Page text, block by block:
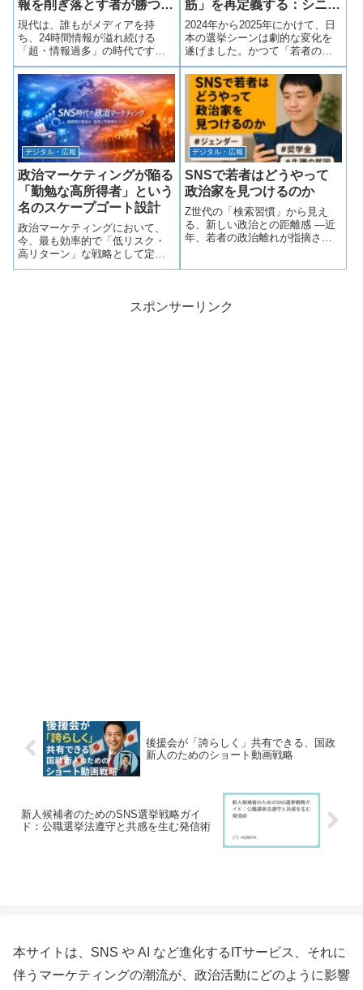
報を削ぎ落とす者が勝つの
か？
現代は、誰もがメディアを持
ち、24時間情報が溢れ続ける
「超・情報過多」の時代です。
かつてのように「良いものを、
広く、たくさん伝える」という
手法は、もはや消費者のノイズ
としてかき消されてしまいま
す。今、あらゆる分野で爆発的
な成果を上げているの...
筋」を再定義する：シニア
層攻略とプラットフォーム
の選択
2024年から2025年にかけて、日
本の選挙シーンは劇的な変化を
遂げました。かつて「若者の道
具」と軽視されていたSNSは、
今や全世代における情報収集の
主戦場となっています。特に
2026年現在、有権者のボリュー
ムゾーンであるシニア層のデジ
タル...
デジタル・広報
政治マーケティングが陥る
「勤勉な高所得者」という
名のスケープゴート設計
政治マーケティングにおいて、
今、最も効率的で「低リスク・
高リターン」な戦略として定着
してしまったものがあります。
得層」の支持を獲得するため
デジタル・広報
SNSで若者はどうやって
政治家を見つけるのか
Z世代の「検索習慣」から見え
る、新しい政治との距離感 ―近
年、若者の政治離れが指摘され
政治家」や「#自民党」といった
分か...
スポンサーリンク
後援会が「誇らしく」共有できる、国政
新人のためのショート動画戦略
新人候補者のためのSNS選挙戦略ガイ
ド：公職選挙法遵守と共感を生む発信術
本サイトは、SNS や AI など進化するITサービス、それに
伴うマーケティングの潮流が、政治活動にどのように影響